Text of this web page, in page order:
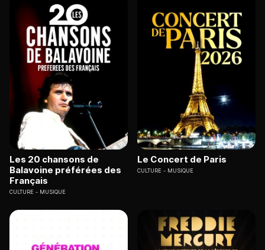
Les 20 chansons de
Balavoine préférées des
Français
CULTURE MUSIQUE
Le Concert de Paris
CULTURE MUSIQUE